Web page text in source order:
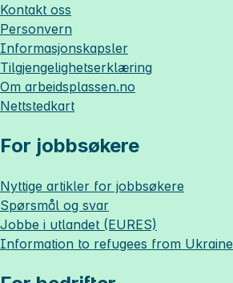
Kontakt oss
Personvern
Informasjonskapsler
Tilgjengelighetserklæring
Om arbeidsplassen.no
Nettstedkart
For jobbsøkere
Nyttige artikler for jobbsøkere
Spørsmål og svar
Jobbe i utlandet (EURES)
Information to refugees from Ukraine